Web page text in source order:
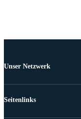
Unser Netzwerk
Seitenlinks